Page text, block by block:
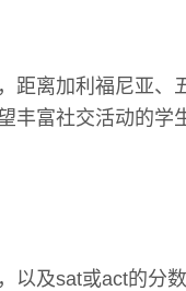
距离加利福尼亚、
丰富社交活动的学
以及sat或act的分